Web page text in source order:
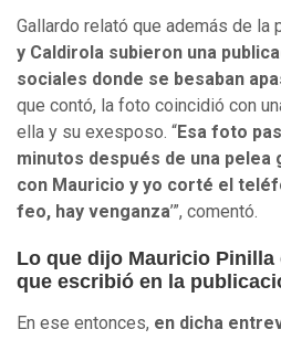
Gallardo relató que además de la
y Caldirola subieron una
sociales donde se besaban
que contó, la foto coincidió con
ella y su exesposo. “Esa foto
minutos después de una pelea
con Mauricio y yo corté el
feo, hay venganza’”, comentó.
Lo que dijo Mauricio
que escribió en la
En ese entonces, en dicha